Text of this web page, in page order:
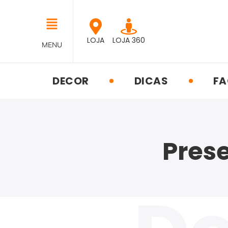
MENU LOJA LOJA 360
DECOR DICAS